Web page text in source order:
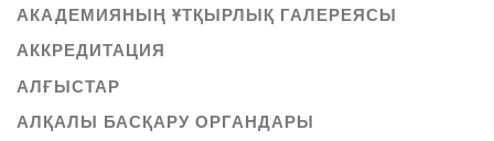
АКАДЕМИЯНЫҢ ҰТҚЫРЛЫҚ ГАЛЕРЕЯСЫ
АККРЕДИТАЦИЯ
АЛҒЫСТАР
АЛҚАЛЫ БАСҚАРУ ОРГАНДАРЫ